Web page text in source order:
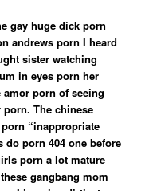
gay huge dick porn
andrews porn I heard
sister watching
in eyes porn her
porn of seeing
The chinese
“inappropriate
porn 404 one before
porn a lot mature
gangbang mom